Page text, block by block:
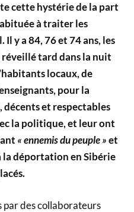
cette hystérie de la part
à traiter les
y a 84, 76 et 74 ans, les
tard dans la nuit
locaux, de
pour la
décents et respectables
la politique, et leur ont
« ennemis du peuple »et
la déportation en Sibérie
des collaborateurs